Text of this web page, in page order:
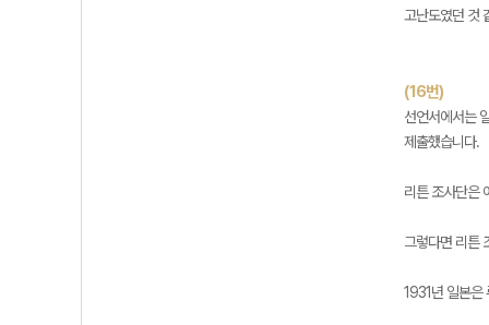
고난도였던 것
(16번)
선언서에서는
제출했습니다.
리튼 조사단은
그렇다면 리튼
1931년 일본은